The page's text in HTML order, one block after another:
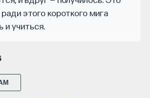
этого короткого мига
и учиться.